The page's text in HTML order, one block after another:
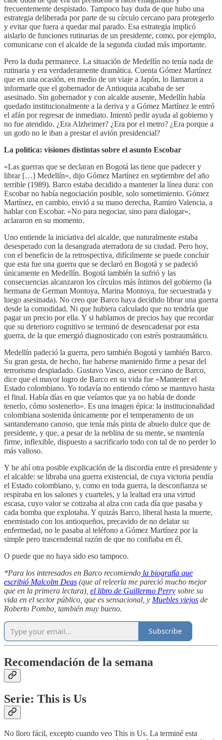
frecuentemente despistado. Tampoco hay duda de que hubo una
estrategia deliberada por parte de su círculo cercano para protegerlo
y evitar que fuera a quedar mal parado. Esa estrategia implicó
aislarlo de funciones rutinarias de un presidente, como, por ejemplo,
comunicarse con el alcalde de la segunda ciudad más importante.
Pero la duda permanece. La situación de Medellín no tenía nada de
rutinaria y era verdaderamente dramática. Cuenta Gómez Martínez
que en una ocasión, en medio de un viaje a Japón, lo llamaron a
informarle que el gobernador de Antioquia acababa de ser
asesinado. Sin gobernador y con alcalde ausente, Medellín había
quedado institucionalmente a la deriva y a Gómez Martínez le entró
el afán por regresar de inmediato. Intentó pedir ayuda al gobierno y
no fue atendido. ¿Era Alzheimer? ¿Era por el metro? ¿Era porque a
un godo no le iban a prestar el avión presidencial?
La política: visiones distintas sobre el asunto Escobar
«Las guerras que se declaran en Bogotá las tiene que padecer y
librar […] Medellín», dijo Gómez Martínez en septiembre del año
terrible (1989). Barco estaba decidido a mantener la línea dura: con
Escobar no había negociación posible, solo sometimiento. Gómez
Martínez, en cambio, envió a su mano derecha, Ramiro Valencia, a
hablar con Escobar. «No para negociar, sino para dialogar»,
aclararon en su momento.
Uno entiende la iniciativa del alcalde, que naturalmente estaba
desesperado con la desangrada aterradora de su ciudad. Pero hoy,
con el beneficio de la retrospectiva, difícilmente se puede concluir
que esta fue una guerra que se declaró en Bogotá y se padeció
únicamente en Medellín. Bogotá también la sufrió y las
consecuencias alcanzaron los círculos más íntimos del gobierno (la
hermana de German Montoya, Marina Montoya, fue secuestrada y
luego asesinada). No creo que Barco haya decidido librar una guerra
desde la comodidad. Ni que hubiera calculado que no tendría que
pagar un precio por ella. Y si hablamos de precios hay que recordar
que su deterioro cognitivo se terminó de desencadenar por esta
guerra, de la que emergió diagnosticado con estrés postraumático.
Medellín padeció la guerra, pero también Bogotá y también Barco.
Su gran gesta, de hecho, fue haberse mantenido firme a pesar del
terrorismo despiadado. Gustavo Vasco, asesor cercano de Barco,
dice que el mayor logro de Barco en su vida fue «Mantener el
Estado colombiano. Yo todavía no entiendo cómo se mantuvo hasta
el final. Había días en que veíamos que ya no había de donde
tenerlo, cómo sostenerlo». Es una imagen épica: la institucionalidad
colombiana sostenida únicamente por el temperamento de un
santandereano canoso, que tenía más pinta de abuelo dulce que de
presidente, y que, a pesar de la neblina de su mente, se mantenía
firme, inflexible, dispuesto a sacrificarlo todo con tal de no perder lo
más valioso.
Y he ahí otra posible explicación de la discordia entre el presidente y
el alcalde: se libraba una guerra existencial, de cuya victoria pendía
el Estado colombiano, y, como en toda guerra, la desconfianza se
respiraba en los salones y cuarteles, y la lealtad era una virtud
escasa, cuyo valor se cotizaba al alza con cada día que pasaba y
cada bomba que explotaba. Y quizás Barco, liberal hasta la muerte,
enemistado con los antioqueños, precavido de no delatar su
enfermedad, no le pasaba al teléfono a Gómez Martínez por la
simple pero trascendental razón de que no confiaba en él.
O puede que no haya sido eso tampoco.
*Para los interesados en Barco recomiendo la biografía que
escribió Malcolm Deas (que al releerla me pareció mucho mejor
que en la primera lectura), el libro de Guillermo Perry sobre su
vida en el sector público, que es sensacional, y Muebles viejos de
Roberto Pombo, también muy bueno.
Subscribe
Recomendación de la semana
Serie: This is Us
No lloro fácil, excepto cuando veo This is Us. La terminé esta